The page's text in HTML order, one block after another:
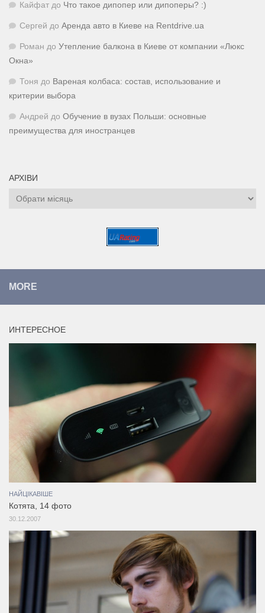
Кайфат до Что такое дипопер или дипоперы? :)
Сергей до Аренда авто в Киеве на Rentdrive.ua
Роман до Утепление балкона в Киеве от компании «Люкс
Окна»
Тоня до Вареная колбаса: состав, использование и
критерии выбора
Андрей до Обучение в вузах Польши: основные
преимущества для иностранцев
АРХІВИ
Архіви
MORE
ИНТЕРЕСНОЕ
НАЙЦІКАВІШЕ
Котята, 14 фото
30.12.2007